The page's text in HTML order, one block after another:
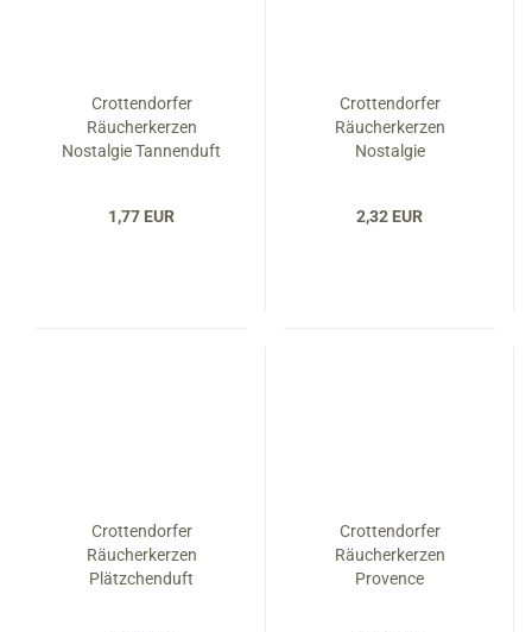
Crottendorfer
Räucherkerzen
Nostalgie Tannenduft
1,77 EUR
Crottendorfer
Räucherkerzen
Nostalgie
2,32 EUR
Crottendorfer
Räucherkerzen
Plätzchenduft
Crottendorfer
Räucherkerzen
Provence